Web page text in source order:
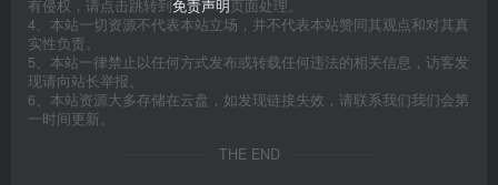
有侵权，请点击跳转到 免责声明页面处理。
4、本站一切资源不代表本站立场，并不代表本站赞同其观点和对其真
实性负责。
5、本站一律禁止以任何方式发布或转载任何违法的相关信息，访客发
现请向站长举报。
6、本站资源大多存储在云盘，如发现链接失效，请联系我们我们会第
一时间更新。
THE END